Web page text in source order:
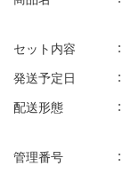
セット内容
発送予定日
配送形態
管理番号